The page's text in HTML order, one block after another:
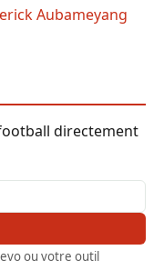
Aubameyang
directement
ou votre outil